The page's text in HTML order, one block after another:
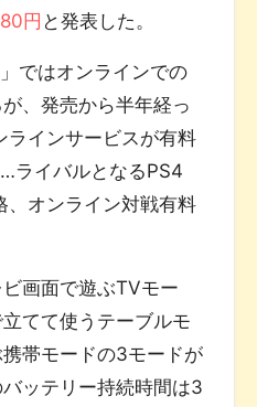
円 と発表した。
ではオンラインでの
、発売から半年経っ
ラインサービスが有料
ライバルとなるPS4
オンライン対戦有料
画面で遊ぶTVモー
てて使うテーブルモ
帯モードの3モードが
ッテリー持続時間は3